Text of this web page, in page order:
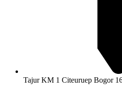
Tajur KM 1 Citeuruep Bogor